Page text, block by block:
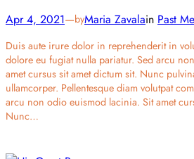
Apr 4, 2021—byMaria Zavalain Past
Duis aute irure dolor in reprehenderit in
dolore eu fugiat nulla pariatur. Sed arcu
amet cursus sit amet dictum sit. Nunc
ullamcorper. Pellentesque diam volutpat
arcu non odio euismod lacinia. Sit amet
Nunc…